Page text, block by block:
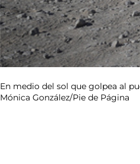
En medio del sol que golpea al
Mónica González/Pie de Página